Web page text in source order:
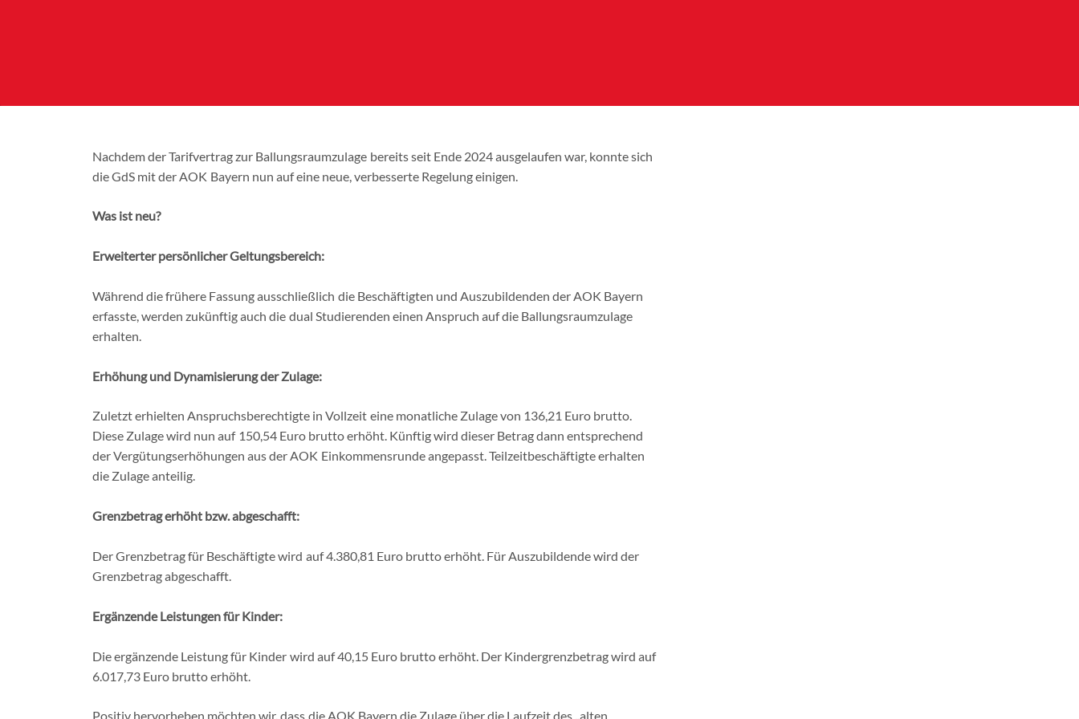
Nachdem der Tarifvertrag zur Ballungsraumzulage bereits seit Ende 2024 ausgelaufen war, konnte sich
die GdS mit der AOK Bayern nun auf eine neue, verbesserte Regelung einigen.
Was ist neu?
Erweiterter persönlicher Geltungsbereich:
Während die frühere Fassung ausschließlich die Beschäftigten und Auszubildenden der AOK Bayern
erfasste, werden zukünftig auch die dual Studierenden einen Anspruch auf die Ballungsraumzulage
erhalten.
Erhöhung und Dynamisierung der Zulage:
Zuletzt erhielten Anspruchsberechtigte in Vollzeit eine monatliche Zulage von 136,21 Euro brutto.
Diese Zulage wird nun auf 150,54 Euro brutto erhöht. Künftig wird dieser Betrag dann entsprechend
der Vergütungserhöhungen aus der AOK Einkommensrunde angepasst. Teilzeitbeschäftigte erhalten
die Zulage anteilig.
Grenzbetrag erhöht bzw. abgeschafft:
Der Grenzbetrag für Beschäftigte wird auf 4.380,81 Euro brutto erhöht. Für Auszubildende wird der
Grenzbetrag abgeschafft.
Ergänzende Leistungen für Kinder:
Die ergänzende Leistung für Kinder wird auf 40,15 Euro brutto erhöht. Der Kindergrenzbetrag wird auf
6.017,73 Euro brutto erhöht.
Positiv hervorheben möchten wir, dass die AOK Bayern die Zulage über die Laufzeit des „alten